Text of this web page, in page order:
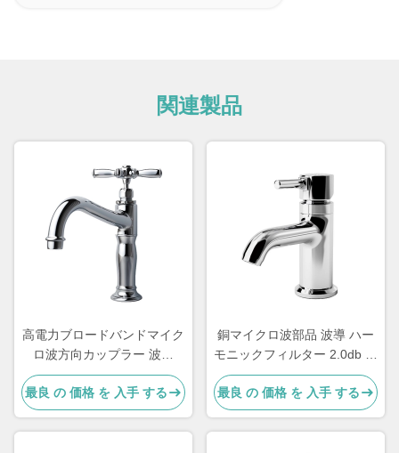
関連製品
高電力ブロードバンドマイク
ロ波方向カップラー 波導
280x187x40mm
最良 の 価格 を 入手 する
銅マイクロ波部品 波導 ハー
モニックフィルター 2.0db 挿
入損失 14.7 15.8 GHz
最良 の 価格 を 入手 する